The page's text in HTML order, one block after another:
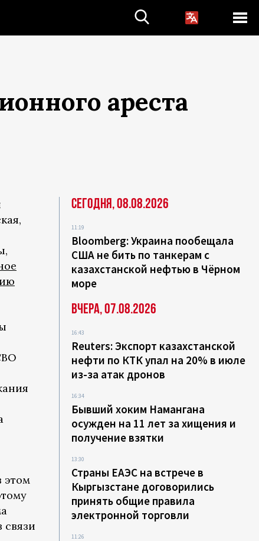
ареста
этом
Сегодня, 08.08.2026
11:19
Bloomberg: Украина пообещала
США не бить по танкерам с
казахстанской нефтью в Чёрном
море
Вчера, 07.08.2026
16:43
Reuters: Экспорт казахстанской
нефти по КТК упал на 20% в июле
из-за атак дронов
16:34
Бывший хоким Намангана
осужден на 11 лет за хищения и
получение взятки
13:30
Страны ЕАЭС на встрече в
Кыргызстане договорились
принять общие правила
электронной торговли
11:26